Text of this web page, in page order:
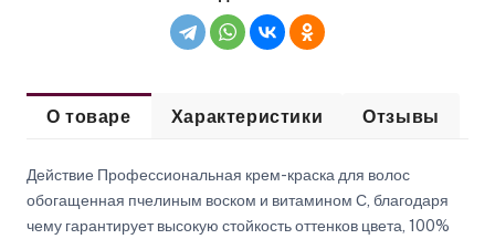
О товаре Характеристики Отзывы
Действие Профессиональная крем-краска для волос
обогащенная пчелиным воском и витамином С, благодаря
чему гарантирует высокую стойкость оттенков цвета, 100%